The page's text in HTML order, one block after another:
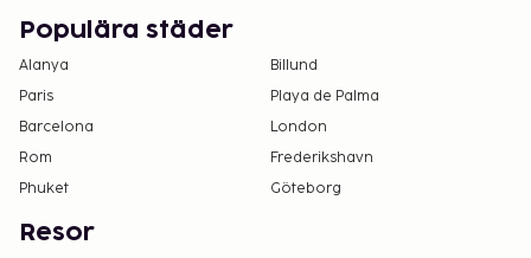
Populära städer
Alanya
Billund
Paris
Playa de Palma
Barcelona
London
Rom
Frederikshavn
Phuket
Göteborg
Resor